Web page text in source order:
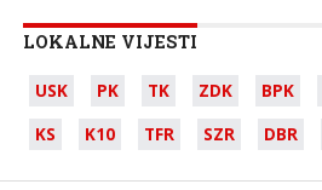
LOKALNE VIJESTI
USK PK TK ZDK BPK
KS
K10 TFR SZR DBR